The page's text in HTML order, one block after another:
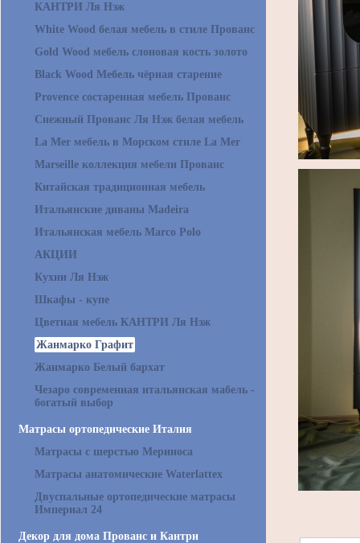
КАНТРИ Ля Нэж
White Wood белая мебель в стиле Прованс
Gold Wood мебель слоновая кость золото
Black Wood Мебель чёрная старение
Provence состаренная мебель Прованс
Снежный Прованс Ля Нэж белая мебель
La Mer мебель в Морском стиле La Mer
Marseille коллекция мебели Прованс
Китайская традиционная мебель
Итальянские диваны Madeira
Итальянская мебель Marco Polo
АКЦИИ
Кухни Ля Нэж
Шкафы - купе
Цветная мебель КАНТРИ Ля Нэж
Жанмарко Графит
Жанмарко Белый бархат
Чезаро современная итальянская мабель -
богатый выбор
Матрасы ортопедические Италия
Матрасы с шерстью Мериноса
Матрасы анатомические Waterlattex
Двуспальные ортопедические матрасы
Империал 24
Декор для дома Прованс и Кантри